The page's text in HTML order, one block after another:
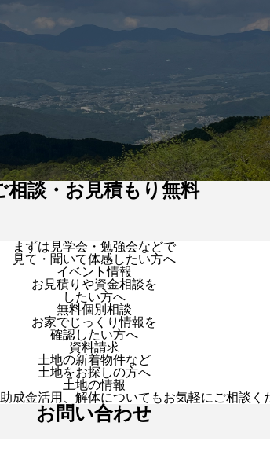
相談・お見積もり無料
まずは見学会・勉強会などで
見て・聞いて体感したい方へ
イベント情報
お見積りや資金相談を
したい方へ
無料個別相談
お家でじっくり情報を
確認したい方へ
資料請求
土地の新着物件など
土地をお探しの方へ
土地の情報
成金活用、解体についてもお気軽にご相談く
お問い合わせ